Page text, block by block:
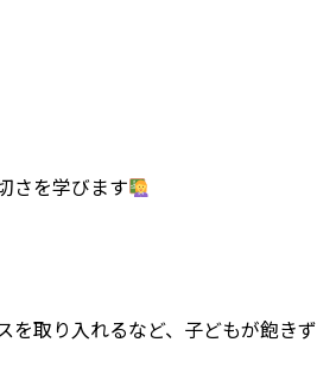
さを学びます
を取り入れるなど、子どもが飽きず